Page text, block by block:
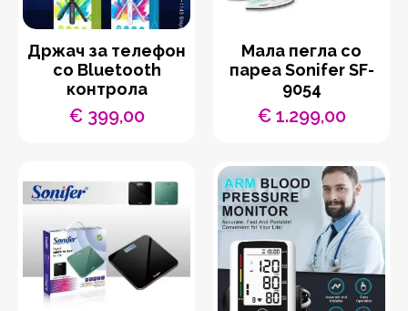
Држач за телефон
со Bluetooth
контрола
€399,00
Мала пегла со
пареа Sonifer SF-
9054
€1.299,00